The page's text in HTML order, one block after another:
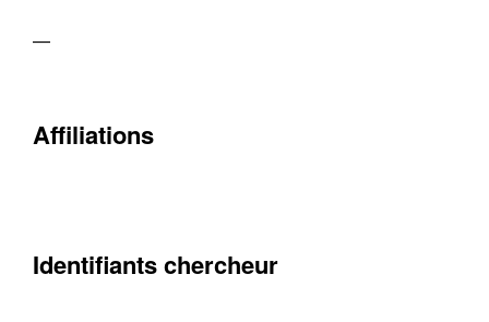
—
Affiliations
Identifiants chercheur